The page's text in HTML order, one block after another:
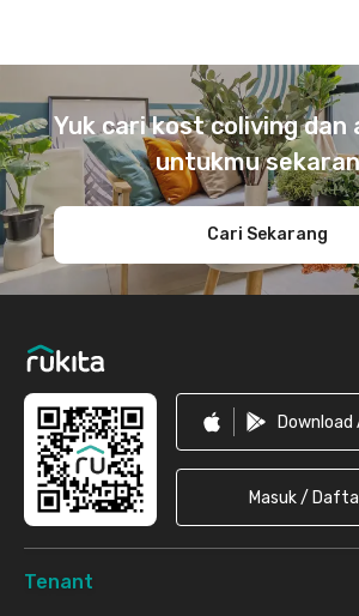
Yuk cari kost coliving dan
untukmu
Cari Sekarang
Download
Masuk /
Tenant